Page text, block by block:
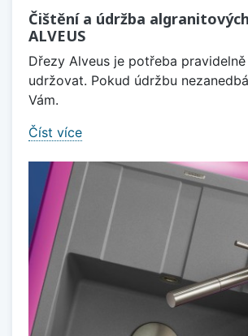
Čištění a údržba
ALVEUS
Dřezy Alveus je potřeba
udržovat. Pokud údržbu
Vám.
Číst více